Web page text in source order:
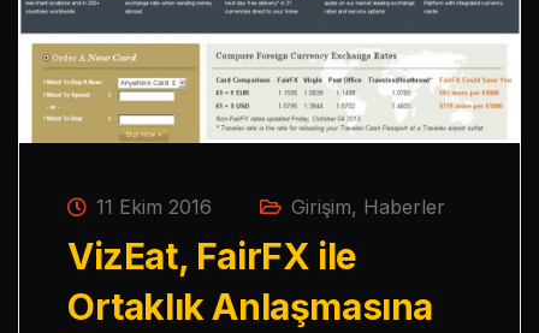
11 Ekim 2016 Girişim, Haberler
VizEat, FairFX ile
Ortaklık Anlaşmasına